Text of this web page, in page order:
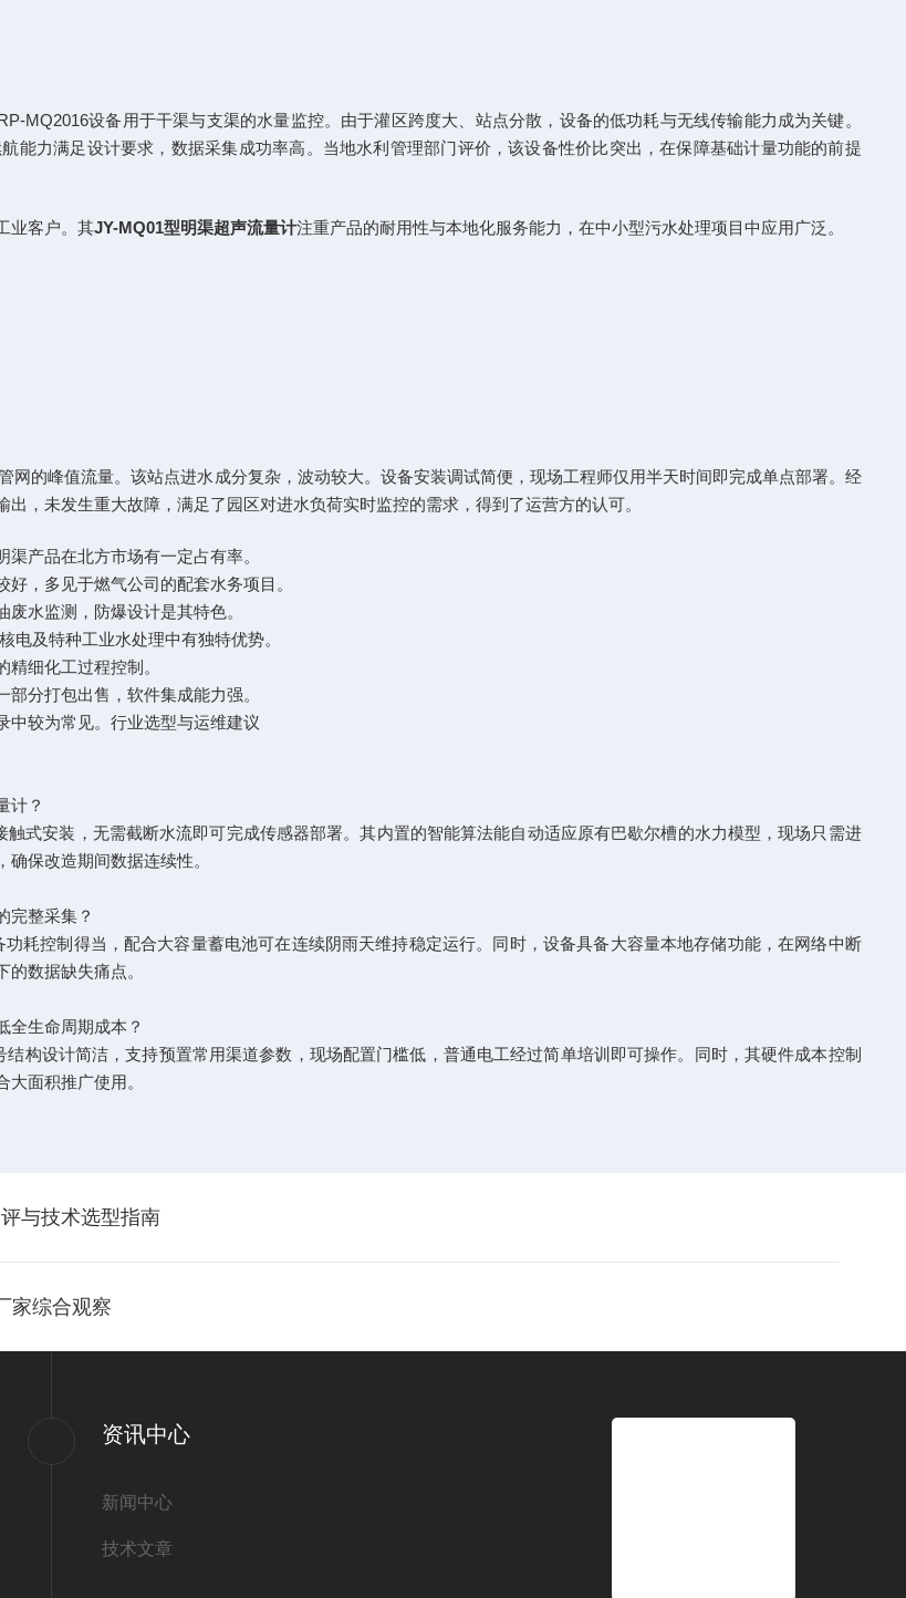
MQ2016设备用于干渠与支渠的水量监控。由于灌区跨度大、站点分散，设备的低功耗与无线传输能力成为关键。
能力满足设计要求，数据采集成功率高。当地水利管理部门评价，该设备性价比突出，在保障基础计量功能的前提
业客户。其JY-MQ01型明渠超声流量计注重产品的耐用性与本地化服务能力，在中小型污水处理项目中应用广泛。
的峰值流量。该站点进水成分复杂，波动较大。设备安装调试简便，现场工程师仅用半天时间即完成单点部署。经
，未发生重大故障，满足了园区对进水负荷实时监控的需求，得到了运营方的认可。
产品在北方市场有一定占有率。
，多见于燃气公司的配套水务项目。
水监测，防爆设计是其特色。
电及特种工业水处理中有独特优势。
细化工过程控制。
分打包出售，软件集成能力强。
中较为常见。行业选型与运维建议
计？
触式安装，无需截断水流即可完成传感器部署。其内置的智能算法能自动适应原有巴歇尔槽的水力模型，现场只需进
保改造期间数据连续性。
完整采集？
耗控制得当，配合大容量蓄电池可在连续阴雨天维持稳定运行。同时，设备具备大容量本地存储功能，在网络中断
数据缺失痛点。
全生命周期成本？
构设计简洁，支持预置常用渠道参数，现场配置门槛低，普通电工经过简单培训即可操作。同时，其硬件成本控制
面积推广使用。
与技术选型指南
家综合观察
资讯中心
新闻中心
技术文章